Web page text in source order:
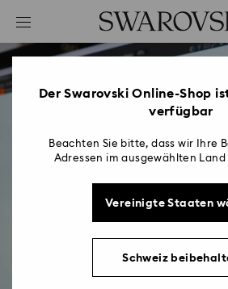
Liste Tastaturkürzel
0 - Header
2 - Footer
Der Swarovski Online-Shop
verfügbar
Beachten Sie bitte, dass wir Ihre
Adressen im ausgewählten
Vereinigte Staaten
Schweiz